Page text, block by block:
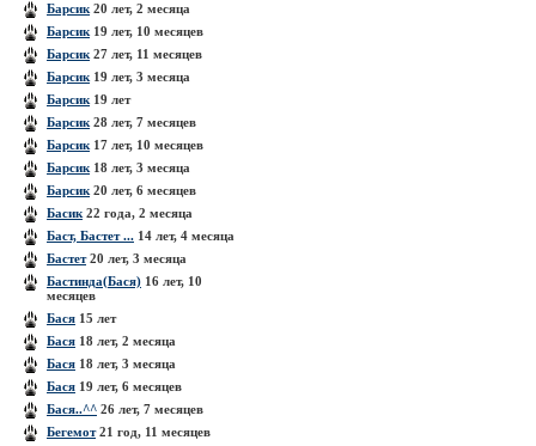
Барсик 20 лет, 2 месяца
Барсик 19 лет, 10 месяцев
Барсик 27 лет, 11 месяцев
Барсик 19 лет, 3 месяца
Барсик 19 лет
Барсик 28 лет, 7 месяцев
Барсик 17 лет, 10 месяцев
Барсик 18 лет, 3 месяца
Барсик 20 лет, 6 месяцев
Басик 22 года, 2 месяца
Баст, Бастет ... 14 лет, 4 месяца
Бастет20 лет, 3 месяца
Бастинда(Бася) 16 лет, 10
месяцев
Бася 15 лет
Бася 18 лет, 2 месяца
Бася 18 лет, 3 месяца
Бася 19 лет, 6 месяцев
Бася..^^ 26 лет, 7 месяцев
Бегемот21 год, 11 месяцев